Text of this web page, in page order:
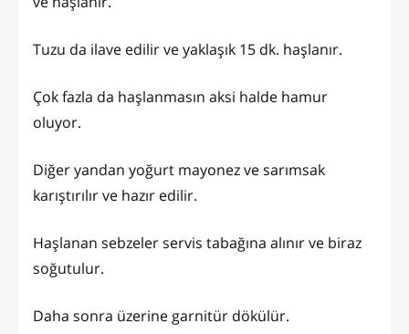
Tuzu da ilave edilir ve yaklaşık 15 dk. haşlanır.
Çok fazla da haşlanmasın aksi halde hamur
oluyor.
Diğer yandan yoğurt mayonez ve sarımsak
karıştırılır ve hazır edilir.
Haşlanan sebzeler servis tabağına alınır ve biraz
soğutulur.
Daha sonra üzerine garnitür dökülür.